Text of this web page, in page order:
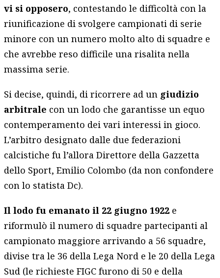
vi si opposero, contestando le difficoltà con la
riunificazione di svolgere campionati di serie
minore con un numero molto alto di squadre e
che avrebbe reso difficile una risalita nella
massima serie.
Si decise, quindi, di ricorrere ad un giudizio
arbitrale con un lodo che garantisse un equo
contemperamento dei vari interessi in gioco.
L’arbitro designato dalle due federazioni
calcistiche fu l’allora Direttore della Gazzetta
dello Sport, Emilio Colombo (da non confondere
con lo statista Dc).
Il lodo fu emanato il 22 giugno 1922 e
riformulò il numero di squadre partecipanti al
campionato maggiore arrivando a 56 squadre,
divise tra le 36 della Lega Nord e le 20 della Lega
Sud (le richieste FIGC furono di 50 e della